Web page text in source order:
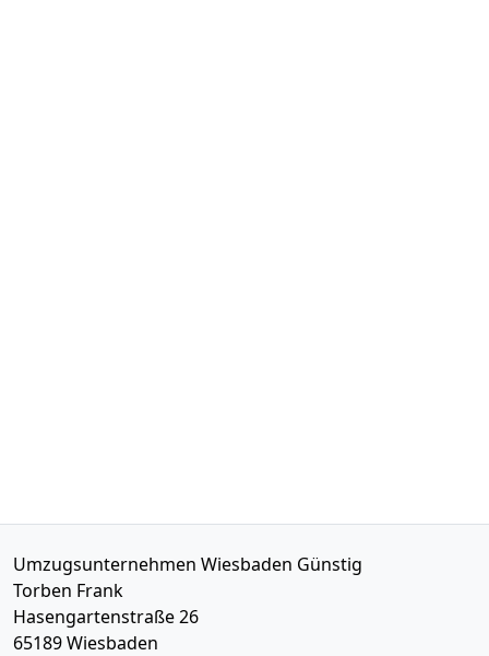
Umzugsunternehmen Wiesbaden Günstig
Torben Frank
Hasengartenstraße 26
65189Wiesbaden